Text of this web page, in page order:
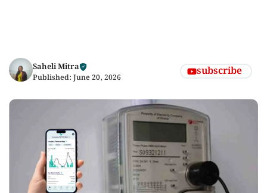
Saheli Mitra
Published: June 20, 2026 subscribe